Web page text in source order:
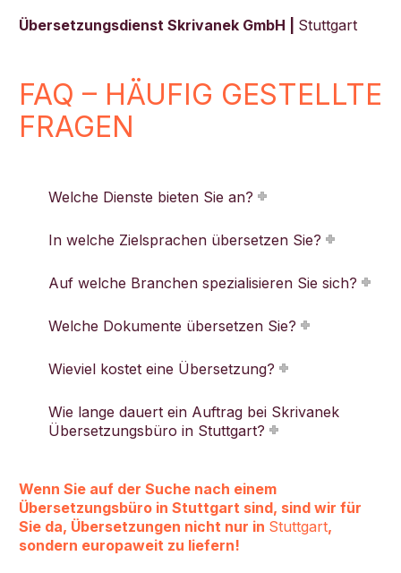
Übersetzungsdienst Skrivanek GmbH | Stuttgart
FAQ – HÄUFIG GESTELLTE
FRAGEN
Welche Dienste bieten Sie an?
In welche Zielsprachen übersetzen Sie?
Auf welche Branchen spezialisieren Sie sich?
Welche Dokumente übersetzen Sie?
Wieviel kostet eine Übersetzung?
Wie lange dauert ein Auftrag bei Skrivanek
Übersetzungsbüro in Stuttgart?
Wenn Sie auf der Suche nach einem
Übersetzungsbüro in Stuttgart sind, sind wir für
Sie da, Übersetzungen nicht nur in Stuttgart,
sondern europaweit zu liefern!